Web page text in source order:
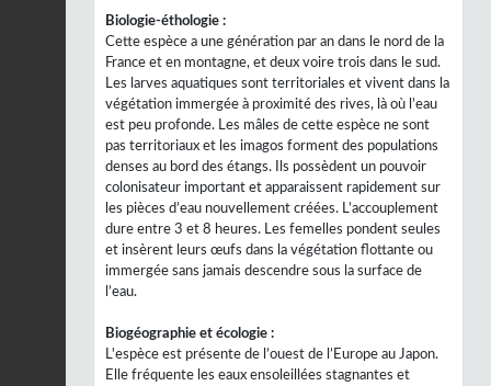
Biologie-éthologie :
Cette espèce a une génération par an dans le nord de la
France et en montagne, et deux voire trois dans le sud.
Les larves aquatiques sont territoriales et vivent dans la
végétation immergée à proximité des rives, là où l’eau
est peu profonde. Les mâles de cette espèce ne sont
pas territoriaux et les imagos forment des populations
denses au bord des étangs. Ils possèdent un pouvoir
colonisateur important et apparaissent rapidement sur
les pièces d’eau nouvellement créées. L’accouplement
dure entre 3 et 8 heures. Les femelles pondent seules
et insèrent leurs œufs dans la végétation flottante ou
immergée sans jamais descendre sous la surface de
l’eau.
Biogéographie et écologie :
L'espèce est présente de l’ouest de l’Europe au Japon.
Elle fréquente les eaux ensoleillées stagnantes et